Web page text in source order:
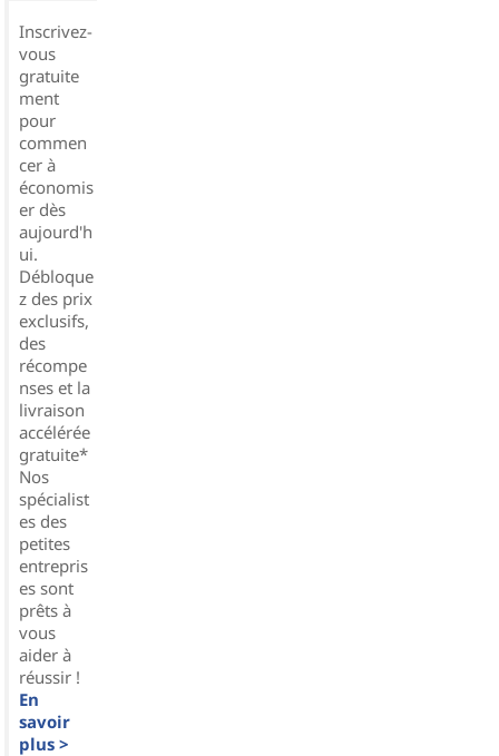
Inscrivez-
vous
gratuite
ment
pour
commen
cer à
économis
er dès
aujourd'h
ui.
Débloque
z des prix
exclusifs,
des
récompe
nses et la
livraison
accélérée
gratuite*
Nos
spécialist
es des
petites
entrepris
es sont
prêts à
vous
aider à
réussir !
En
savoir
plus >